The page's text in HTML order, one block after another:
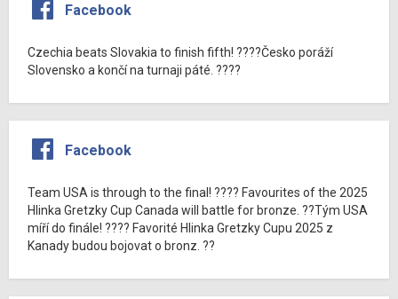
Facebook
Czechia beats Slovakia to finish fifth! ????Česko poráží
Slovensko a končí na turnaji páté. ????
Facebook
Team USA is through to the final! ???? Favourites of the 2025
Hlinka Gretzky Cup Canada will battle for bronze. ??Tým USA
míří do finále! ???? Favorité Hlinka Gretzky Cupu 2025 z
Kanady budou bojovat o bronz. ??